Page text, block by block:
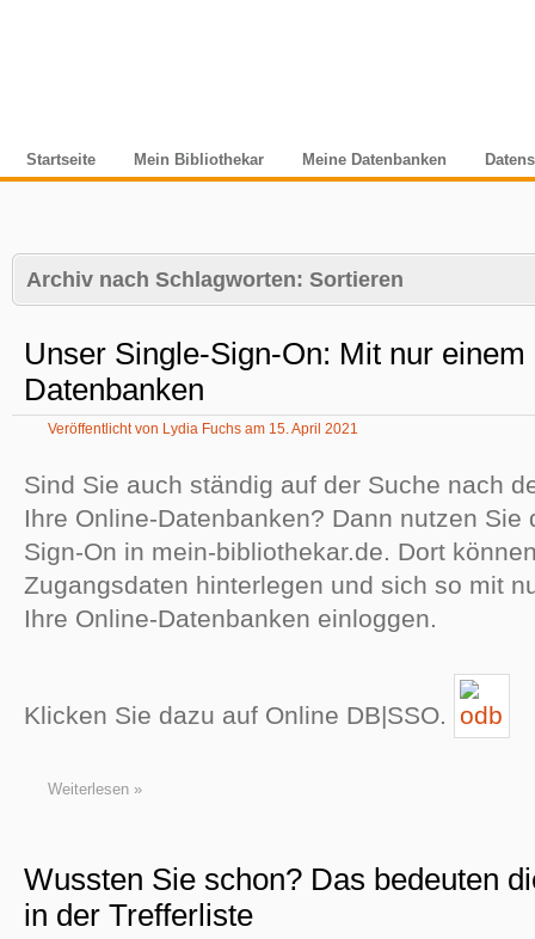
Startseite Mein Bibliothekar Meine Datenbanken
Archiv nach Schlagworten: Sortieren
Unser Single-Sign-On: Mit nur
Datenbanken
Veröffentlicht von Lydia Fuchs am 15. April 2021
Sind Sie auch ständig auf der Suche nach
Ihre Online-Datenbanken? Dann nutzen Sie
Sign-On in mein-bibliothekar.de. Dort
Zugangsdaten hinterlegen und sich so mit
Ihre Online-Datenbanken einloggen.
Klicken Sie dazu auf Online DB|SSO.
Weiterlesen »
Wussten Sie schon? Das bedeuten
in der Trefferliste